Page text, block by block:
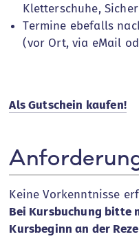
Kletterschuhe,
Termine ebefalls
(vor Ort, via eMail
Als Gutschein kaufen!
Keine Vorkenntnisse
Bei Kursbuchung bitte
Kursbeginn an der